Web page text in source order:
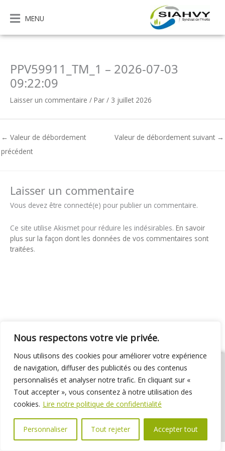
Nous respectons votre vie privée.
Nous utilisons des cookies pour améliorer votre expérience
de navigation, diffuser des publicités ou des contenus
personnalisés et analyser notre trafic. En cliquant sur «
Tout accepter », vous consentez à notre utilisation des
cookies. Lire notre politique de confidentialité
Personnaliser Tout rejeter Accepter tout
contenu
MENU
PPV59911_TM_1 – 2026-07-03
09:22:09
Laisser un commentaire / Par / 3 juillet 2026
← Valeur de débordement
précédent
Valeur de débordement suivant →
Laisser un commentaire
Vous devez être connecté(e) pour publier un commentaire.
Ce site utilise Akismet pour réduire les indésirables. En savoir
plus sur la façon dont les données de vos commentaires sont
traitées.
01 69 31 72 10 01 69 31 37 31
Nous contacter
Espace élus
Marchés publics Délibérations